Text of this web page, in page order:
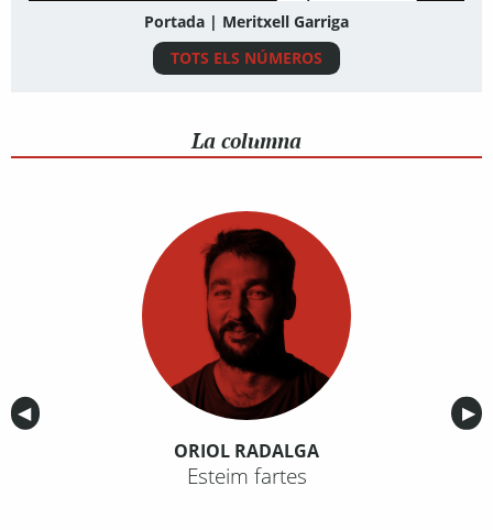
Portada | Meritxell Garriga
TOTS ELS NÚMEROS
La columna
Anterior
◀︎ ▶︎
ORIOL RADALGA
Esteim fartes